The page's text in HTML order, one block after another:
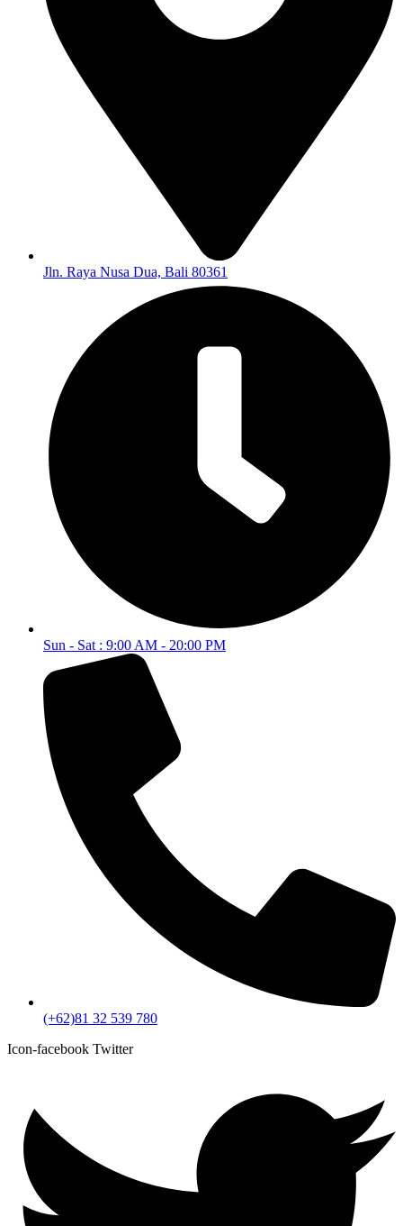
Jln. Raya Nusa Dua, Bali 80361
Sun - Sat : 9:00 AM - 20:00 PM
(+62)81 32 539 780
Icon-facebook Twitter